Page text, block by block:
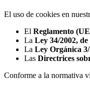
El uso de cookies en
El Reglamento
La Ley 34/2002,
La Ley Orgánica
Las Directrices
Conforme a la normativa